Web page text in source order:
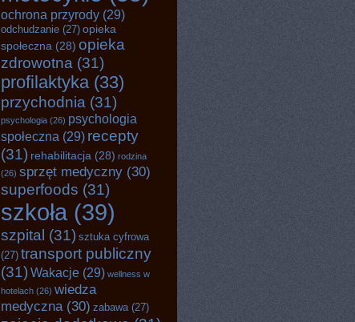
ochrona przyrody (29)
odchudzanie (27) opieka
społeczna (28) opieka
zdrowotna (31)
profilaktyka(33)
przychodnia (31)
psychologia (26) psychologia
społeczna (29) recepty
(31) rehabilitacja (28) rodzina
(26) sprzęt medyczny (30)
superfoods (31)
szkoła (39)
szpital (31) sztuka cyfrowa
(27) transport publiczny
(31) Wakacje (29) wellness w
hotelach (26) wiedza
medyczna(30) zabawa(27)